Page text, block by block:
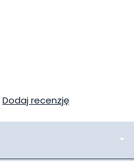
Dodaj recenzję